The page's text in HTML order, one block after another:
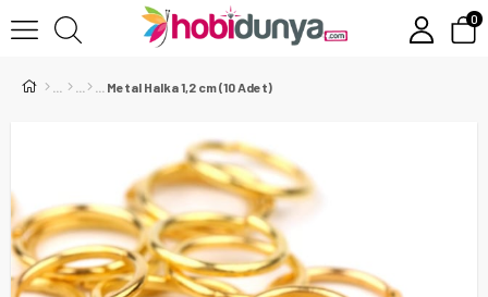
0
Metal Halka 1,2 cm (10 Adet)